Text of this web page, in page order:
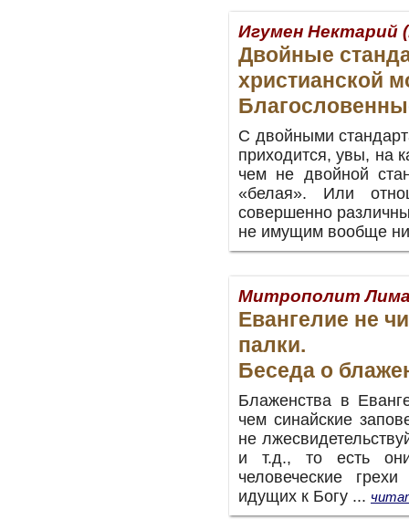
Игумен Нектарий
Двойные
христианской
С двойными
приходится, увы, на
чем не двойной
«белая». Или
совершенно
не имущим вообще
Митрополит
Евангелие не
палки.
Беседа о
Блаженства в
чем синайские
не
и т.д., то есть
человеческие
идущих к Богу ...